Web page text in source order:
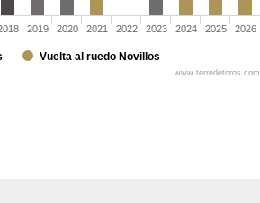
Vuelta al ruedo Novillos
2019 2020 2021 2022 2023 2024 2025 2026
www.terredetoros.com